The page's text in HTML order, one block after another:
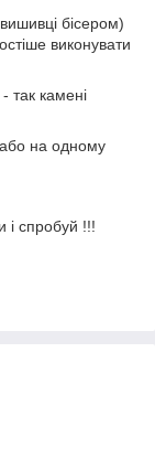
бісером)
виконувати
так камені
на одному
і спробуй !!!